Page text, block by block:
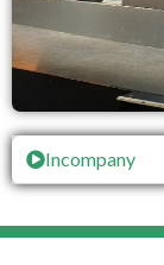
Incompany